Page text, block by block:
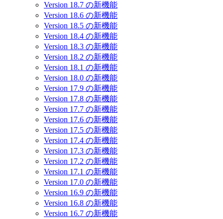
Version 18.7 の新機能
Version 18.6 の新機能
Version 18.5 の新機能
Version 18.4 の新機能
Version 18.3 の新機能
Version 18.2 の新機能
Version 18.1 の新機能
Version 18.0 の新機能
Version 17.9 の新機能
Version 17.8 の新機能
Version 17.7 の新機能
Version 17.6 の新機能
Version 17.5 の新機能
Version 17.4 の新機能
Version 17.3 の新機能
Version 17.2 の新機能
Version 17.1 の新機能
Version 17.0 の新機能
Version 16.9 の新機能
Version 16.8 の新機能
Version 16.7 の新機能